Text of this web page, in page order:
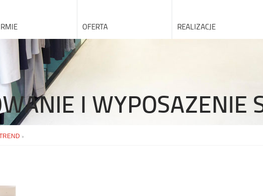
OFERTA REALIZACJE
I WYPOSAZENIE
»